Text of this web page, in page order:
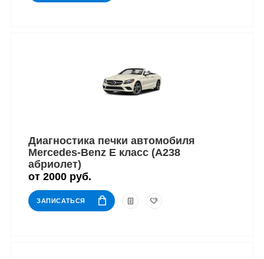
Диагностика печки автомобиля
Mercedes-Benz E класс (A238
абриолет)
от 2000 руб.
ЗАПИСАТЬСЯ